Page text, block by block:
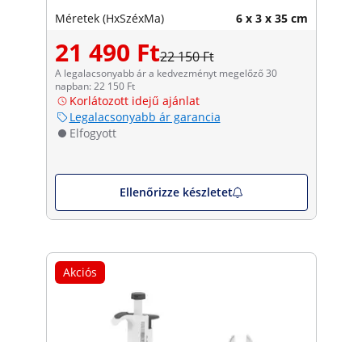
Méretek (HxSzéxMa) 6 x 3 x 35 cm
21 490 Ft22 150 Ft
A legalacsonyabb ár a kedvezményt megelőző 30
napban: 22 150 Ft
Korlátozott idejű ajánlat
Legalacsonyabb ár garancia
Elfogyott
Ellenőrizze készletet
Akciós